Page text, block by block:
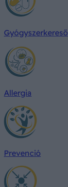
Gyógyszerkereső
Allergia
Prevenció